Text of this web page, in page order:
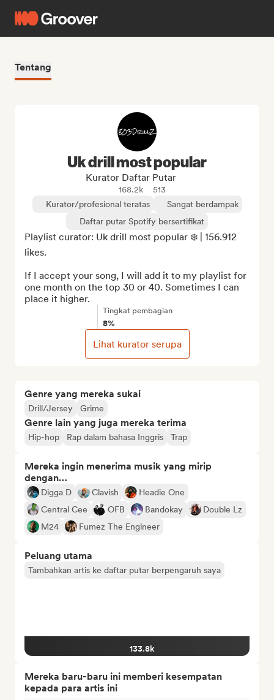
Tentang
Genre yang mereka sukai
Drill/Jersey Grime
Genre lain yang juga mereka terima
Hip-hop Rap dalam bahasa Inggris Trap
Mereka ingin menerima musik yang mirip
dengan…
Digga D Clavish
Headie One
Central Cee
OFB Bandokay
Double Lz
M24
Fumez The Engineer
Peluang utama
Tambahkan artis ke daftar putar berpengaruh saya
133.8k
Mereka baru-baru ini memberi kesempatan
kepada para artis ini
Uk drill most popular
Kurator Daftar Putar
168.2k
513
Kurator/profesional teratas
Sangat berdampak
Daftar putar Spotify bersertifikat
Playlist curator: Uk drill most popular ❄️ | 156.912
likes.
If I accept your song, I will add it to my playlist for
one month on the top 30 or 40. Sometimes I can
place it higher.
Tingkat pembagian
8%
Lihat kurator serupa